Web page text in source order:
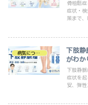
骨粗鬆
症状・検
策まで、
病気について
下肢
がわか
下肢静
症状を起
安、弾